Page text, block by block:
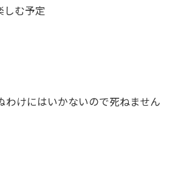
しむ予定
わけにはいかないので死ねません